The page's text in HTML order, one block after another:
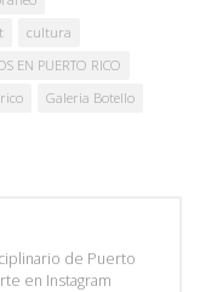
cultura
EN PUERTO RICO
Galeria Botello
de Puerto
en Instagram